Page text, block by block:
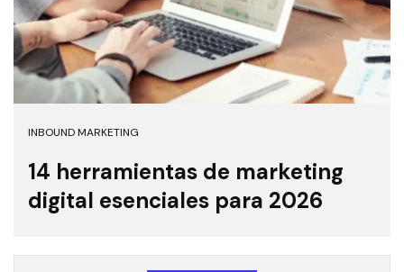
INBOUND MARKETING
14 herramientas de marketing
digital esenciales para 2026